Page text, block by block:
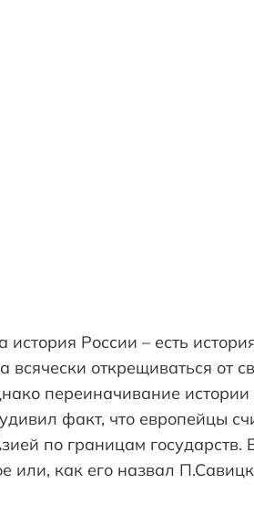
России – есть
открещиваться от
переиначивание
факт, что европейцы
по границам государств.
или, как его назвал